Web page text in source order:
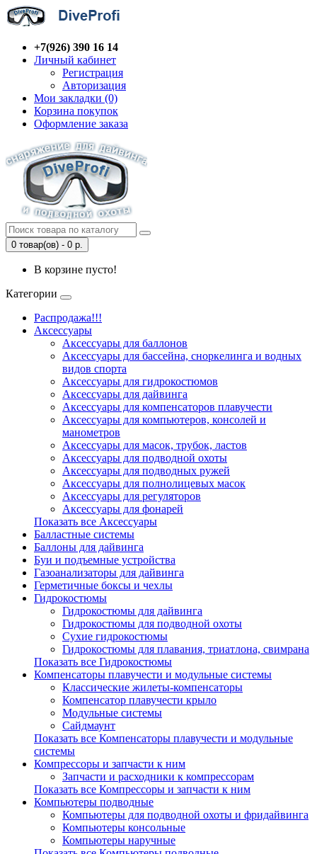
+7(926) 390 16 14
Личный кабинет
Регистрация
Авторизация
Мои закладки (0)
Корзина покупок
Оформление заказа
0 товар(ов) - 0 р.
В корзине пусто!
Категории
Распродажа!!!
Аксессуары
Аксессуары для баллонов
Аксессуары для бассейна, сноркелинга и водных
видов спорта
Аксессуары для гидрокостюмов
Аксессуары для дайвинга
Аксессуары для компенсаторов плавучести
Аксессуары для компьютеров, консолей и
манометров
Аксессуары для масок, трубок, ластов
Аксессуары для подводной охоты
Аксессуары для подводных ружей
Аксессуары для полнолицевых масок
Аксессуары для регуляторов
Аксессуары для фонарей
Показать все Аксессуары
Балластные системы
Баллоны для дайвинга
Буи и подъемные устройства
Газоанализаторы для дайвинга
Герметичные боксы и чехлы
Гидрокостюмы
Гидрокостюмы для дайвинга
Гидрокостюмы для подводной охоты
Сухие гидрокостюмы
Гидрокостюмы для плавания, триатлона, свимрана
Показать все Гидрокостюмы
Компенсаторы плавучести и модульные системы
Классические жилеты-компенсаторы
Компенсатор плавучести крыло
Модульные системы
Сайдмаунт
Показать все Компенсаторы плавучести и модульные
системы
Компрессоры и запчасти к ним
Запчасти и расходники к компрессорам
Показать все Компрессоры и запчасти к ним
Компьютеры подводные
Компьютеры для подводной охоты и фридайвинга
Компьютеры консольные
Компьютеры наручные